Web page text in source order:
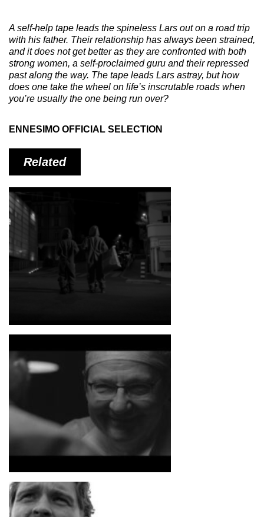
A self-help tape leads the spineless Lars out on a road trip
with his father. Their relationship has always been strained,
and it does not get better as they are confronted with both
strong women, a self-proclaimed guru and their repressed
past along the way. The tape leads Lars astray, but how
does one take the wheel on life’s inscrutable roads when
you’re usually the one being run over?
ENNESIMO OFFICIAL SELECTION
Related